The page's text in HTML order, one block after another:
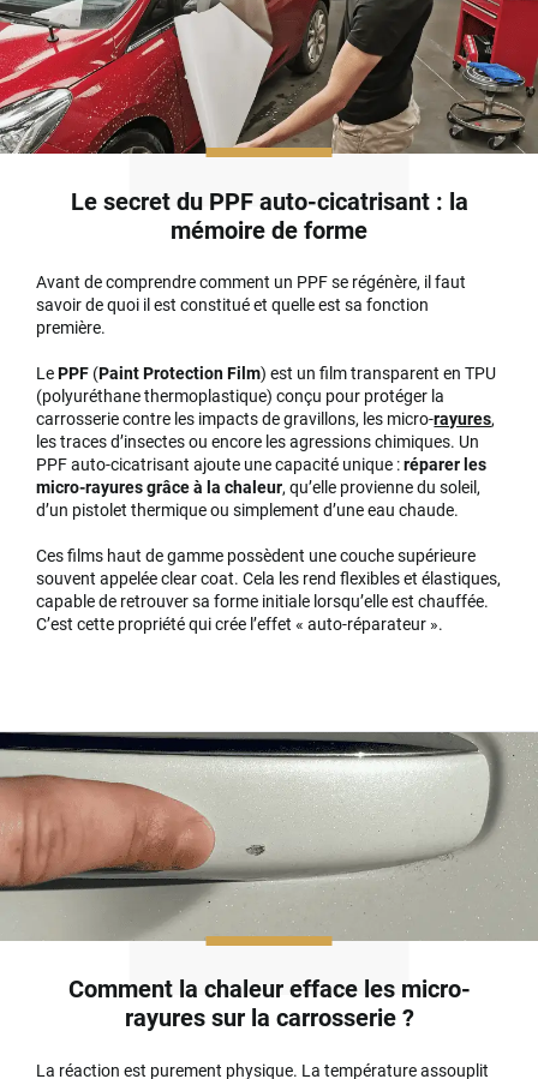
Le secret du PPF auto-cicatrisant : la
mémoire de forme
Avant de comprendre comment un PPF se régénère, il faut
savoir de quoi il est constitué et quelle est sa fonction
première.
LePPF (Paint Protection Film) est un film transparent en TPU
(polyuréthane thermoplastique) conçu pour protéger la
carrosserie contre les impacts de gravillons, les micro-rayures,
les traces d’insectes ou encore les agressions chimiques. Un
PPF auto-cicatrisant ajoute une capacité unique :réparer les
micro-rayures grâce à la chaleur, qu’elle provienne du soleil,
d’un pistolet thermique ou simplement d’une eau chaude.
Ces films haut de gamme possèdent une couche supérieure
souvent appelée clear coat. Cela les rend flexibles et élastiques,
capable de retrouver sa forme initiale lorsqu’elle est chauffée.
C’est cette propriété qui crée l’effet « auto-réparateur ».
Comment la chaleur efface les micro-
rayures sur la carrosserie ?
La réaction est purement physique. La température assouplit